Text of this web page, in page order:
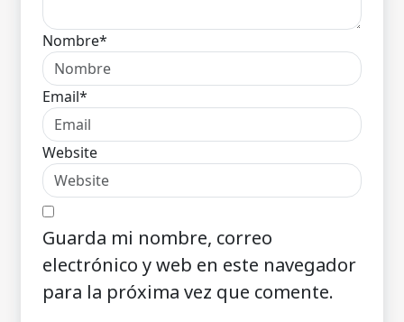
Nombre*
Email*
Website
Guarda mi nombre, correo
electrónico y web en este navegador
para la próxima vez que comente.